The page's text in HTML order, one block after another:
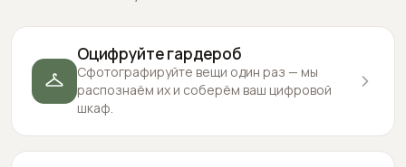
Оцифруйте гардероб
Сфотографируйте вещи один раз — мы
распознаём их и соберём ваш цифровой
шкаф.